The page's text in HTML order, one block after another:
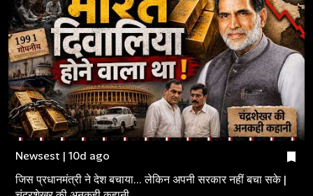
Newsest | 10d ago
जिस प्रधानमंत्री ने देश बचाया... लेकिन अपनी सरकार नहीं बचा सके |